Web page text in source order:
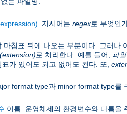
. 지시어는 regex로 무엇인
마침표 뒤에 나오는 부분이다. 그러나
로 처리한다. 예를 들어, 파
가 있어도 되고 없어도 된다. 또,
format type과 minor format type를
이름. 운영체제의 환경변수와 다름을